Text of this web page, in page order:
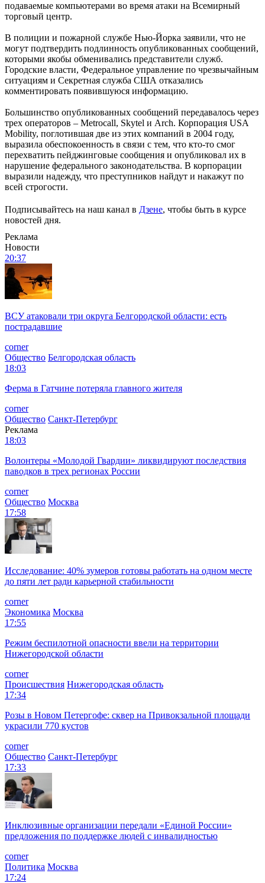
подаваемые компьютерами во время атаки на Всемирный
торговый центр.
В полиции и пожарной службе Нью-Йорка заявили, что не
могут подтвердить подлинность опубликованных сообщений,
которыми якобы обменивались представители служб.
Городские власти, Федеральное управление по чрезвычайным
ситуациям и Секретная служба США отказались
комментировать появившуюся информацию.
Большинство опубликованных сообщений передавалось через
трех операторов – Metrocall, Skytel и Arch. Корпорация USA
Mobility, поглотившая две из этих компаний в 2004 году,
выразила обеспокоенность в связи с тем, что кто-то смог
перехватить пейджинговые сообщения и опубликовал их в
нарушение федерального законодательства. В корпорации
выразили надежду, что преступников найдут и накажут по
всей строгости.
Подписывайтесь на наш канал в Дзене, чтобы быть в курсе
новостей дня.
Реклама
Новости
20:37
ВСУ атаковали три округа Белгородской области: есть
пострадавшие
corner
Общество Белгородская область
18:03
Ферма в Гатчине потеряла главного жителя
corner
Общество Санкт-Петербург
Реклама
18:03
Волонтеры «Молодой Гвардии» ликвидируют последствия
паводков в трех регионах России
corner
Общество Москва
17:58
Исследование: 40% зумеров готовы работать на одном месте
до пяти лет ради карьерной стабильности
corner
Экономика Москва
17:55
Режим беспилотной опасности ввели на территории
Нижегородской области
corner
Происшествия Нижегородская область
17:34
Розы в Новом Петергофе: сквер на Привокзальной площади
украсили 770 кустов
corner
Общество Санкт-Петербург
17:33
Инклюзивные организации передали «Единой России»
предложения по поддержке людей с инвалидностью
corner
Политика Москва
17:24